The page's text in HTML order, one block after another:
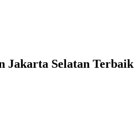
Jakarta Selatan Terbaik